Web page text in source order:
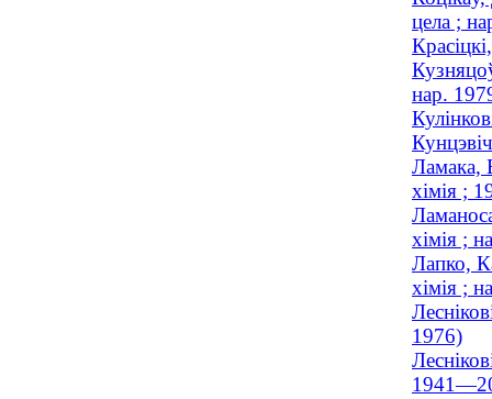
цела ;
нар.
Ламака,
хімія ;
хімія ;
Лапко,
хімія ;
1976)